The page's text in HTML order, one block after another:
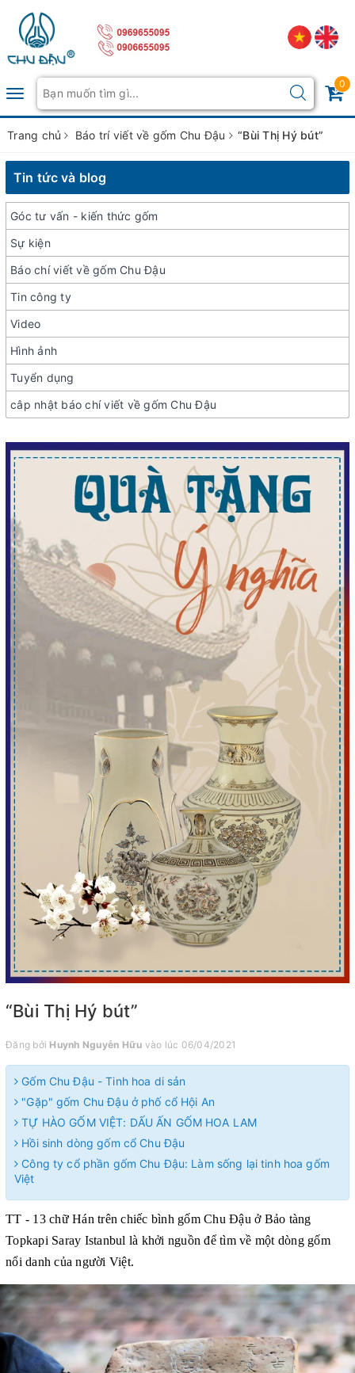
Toggle
navigation
0
Trang chủ Báo trí viết về gốm Chu Đậu “Bùi Thị Hý bút”
Tin tức và blog
Góc tư vấn - kiến thức gốm
Sự kiện
Báo chí viết về gốm Chu Đậu
Tin công ty
Video
Hình ảnh
Tuyển dụng
câp nhật báo chí viết về gốm Chu Đậu
“Bùi Thị Hý bút”
Đăng bởi Huynh Nguyễn Hữu vào lúc 06/04/2021
Gốm Chu Đậu - Tinh hoa di sản
"Gặp" gốm Chu Đậu ở phố cổ Hội An
TỰ HÀO GỐM VIỆT: DẤU ẤN GỐM HOA LAM
Hồi sinh dòng gốm cổ Chu Đậu
Công ty cổ phần gốm Chu Đậu: Làm sống lại tinh hoa gốm
Việt
TT - 13 chữ Hán trên chiếc bình gốm Chu Đậu ở Bảo tàng
Topkapi Saray Istanbul là khởi nguồn để tìm về một dòng gốm
nổi danh của người Việt.